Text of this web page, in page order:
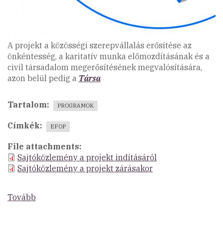
A projekt a közösségi szerepvállalás erősítése az
önkéntesség, a karitatív munka előmozdításának és a
civil társadalom megerősítésének megvalósítására,
azon belül pedig a Társa
Tartalom PROGRAMOK
Címkék EFOP
File attachments
Sajtóközlemény a projekt indításáról
Sajtóközlemény a projekt zárásakor
Tovább